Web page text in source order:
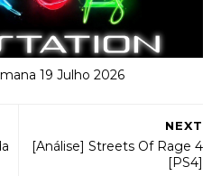
19 Julho 2026
NEXT
[Análise] Streets Of Rage 4
[PS4]